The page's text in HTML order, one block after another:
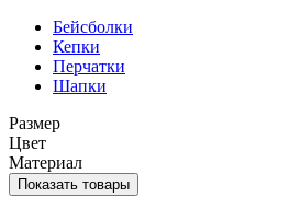
Бейсболки
Кепки
Перчатки
Шапки
Размер
Цвет
Материал
Показать товары